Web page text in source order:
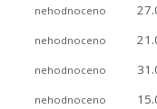
nehodnoceno
nehodnoceno
nehodnoceno
nehodnoceno